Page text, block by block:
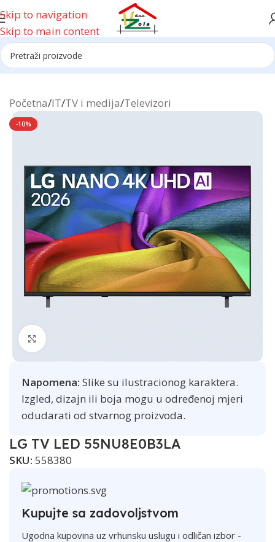
Skip to navigation
Skip to main content
Reklama
Početna/IT/TV i medija/Televizori
-10%
Click to enlarge
Napomena: Slike su ilustracionog karaktera.
Izgled, dizajn ili boja mogu u određenoj mjeri
odudarati od stvarnog proizvoda.
LG TV LED 55NU8E0B3LA
SKU: 558380
Kupujte sa zadovoljstvom
Ugodna kupovina uz vrhunsku uslugu i odličan izbor -